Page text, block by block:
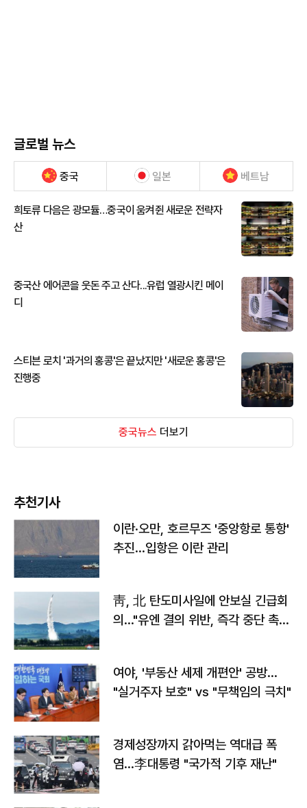
글로벌 뉴스
중국 일본 베트남
희토류 다음은 광모듈…중국이 움켜쥔 새로운 전략자
산
중국산 에어콘을 웃돈 주고 산다...유럽 열광시킨 메이
디
스티븐 로치 '과거의 홍콩'은 끝났지만 '새로운 홍콩'은
진행중
중국뉴스 더보기
추천기사
이란·오만, 호르무즈 '중앙항로 통항'
추진…입항은 이란 관리
靑, 北 탄도미사일에 안보실 긴급회
의…"유엔 결의 위반, 즉각 중단 촉
여야, '부동산 세제 개편안' 공방…
"실거주자 보호" vs "무책임의 극치"
경제성장까지 갉아먹는 역대급 폭
염…李대통령 "국가적 기후 재난"